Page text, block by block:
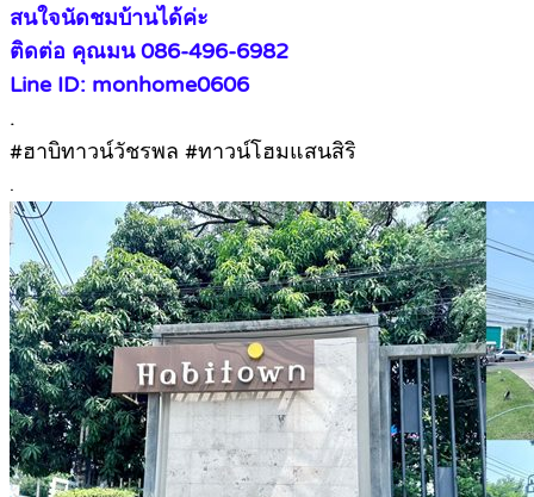
สนใจนัดชมบ้านได้ค่ะ
ติดต่อ คุณมน 086-496-6982
Line ID: monhome0606
.
#ฮาบิทาวน์วัชรพล #ทาวน์โฮมแสนสิริ
.